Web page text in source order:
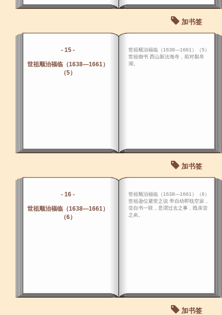
加书签
- 15 -
世祖顺治福临（1638―1661）
（5）
世祖顺治福临（1638―1661）（5）
世祖御书 西山新法海寺，前对裂帛
湖。
加书签
- 16 -
世祖顺治福临（1638―1661）
（6）
世祖顺治福临（1638―1661）（6）
世祖逊位避世之说 帝自幼即耽空寂，
尝自书一联，意谓过去之事，既亲尝
之矣。
加书签